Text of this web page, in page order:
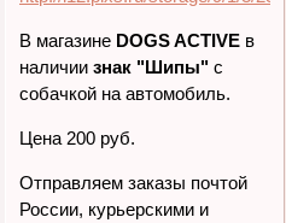
В магазине DOGS ACTIVE в
наличии знак "Шипы" с
собачкой на автомобиль.
Цена 200 руб.
Отправляем заказы почтой
России, курьерскими и